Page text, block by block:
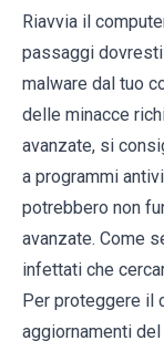
Riavvia il
passaggi
malware dal tuo
delle minacce
avanzate, si
a programmi
potrebbero non
avanzate. Come
infettati che
Per proteggere il
aggiornamenti